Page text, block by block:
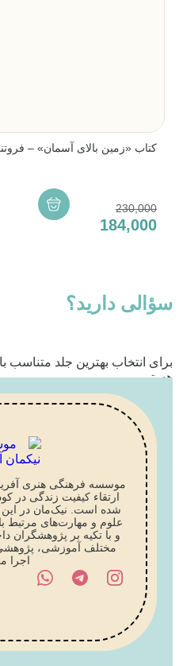
کتاب «زمین بالای آسمان» –
230,000
184,000
سؤالی دارید؟
برای انتخاب بهترین جلد متناسب
هستیم.
موسسه فرهنگی هنری
ارتقاء کیفیت زندگی در
شده است. نیک‌مان در
علوم و مهارت‌های مرتبط
و با تکیه بر پژوهشگران
مختلف آموزشی،
اجرا